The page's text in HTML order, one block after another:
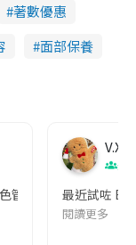
著數優惠
面部保養
身好classy！膏體
V.X
美
最近試咗
閱讀更多